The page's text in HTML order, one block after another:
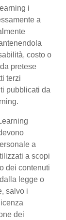
i
a
costo o
pretese
terzi
pubblicati da
a
a scopi
dei contenuti
legge o
salvo i
dei